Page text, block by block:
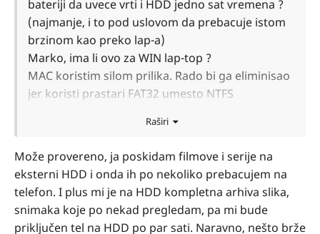
bateriji da uvece vrti i HDD jedno sat vremena ?
(najmanje, i to pod uslovom da prebacuje istom
brzinom kao preko lap-a)
Marko, ima li ovo za WIN lap-top ?
MAC koristim silom prilika. Rado bi ga eliminisao
jer koristi prastari FAT32 umesto NTFS
Raširi
Može provereno, ja poskidam filmove i serije na
eksterni HDD i onda ih po nekoliko prebacujem na
telefon. I plus mi je na HDD kompletna arhiva slika,
snimaka koje po nekad pregledam, pa mi bude
priključen tel na HDD po par sati. Naravno, nešto brže